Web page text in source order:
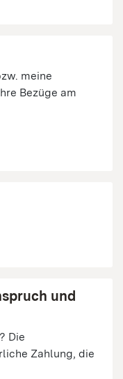
meine
Bezüge am
und
Die
Zahlung, die